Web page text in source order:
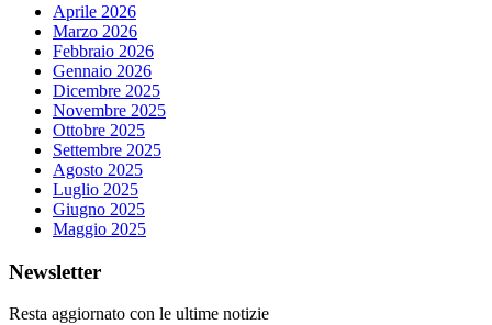
Aprile 2026
Marzo 2026
Febbraio 2026
Gennaio 2026
Dicembre 2025
Novembre 2025
Ottobre 2025
Settembre 2025
Agosto 2025
Luglio 2025
Giugno 2025
Maggio 2025
Newsletter
Resta aggiornato con le ultime notizie